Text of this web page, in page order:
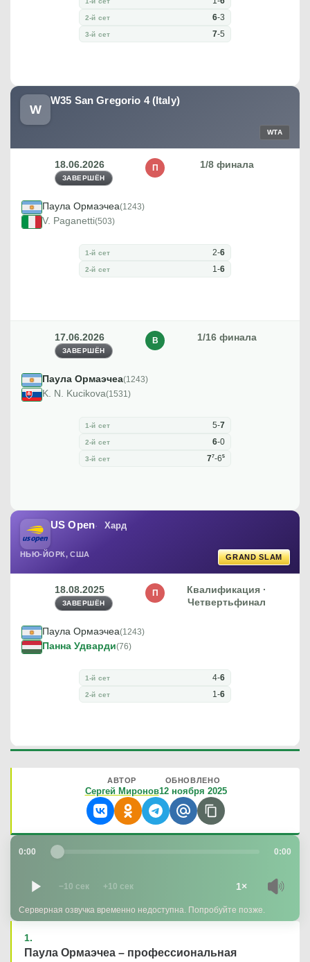
2-й сет 6-3
3-й сет 7-5
W
W35 San Gregorio 4 (Italy)
WTA
18.06.2026
ЗАВЕРШЁН
1/8 финала
П
Паула Ормаэчеа(1243)
V. Paganetti(503)
1-й сет 2-6
2-й сет 1-6
17.06.2026
ЗАВЕРШЁН
1/16 финала
В
Паула Ормаэчеа(1243)
K. N. Kucikova(1531)
1-й сет 5-7
2-й сет 6-0
3-й сет 77-65
US Open Хард
НЬЮ-ЙОРК, США GRAND SLAM
18.08.2025
ЗАВЕРШЁН
Квалификация ·
Четвертьфинал
П
Паула Ормаэчеа(1243)
Панна Удварди(76)
1-й сет 4-6
2-й сет 1-6
АВТОР
Сергей Миронов
ОБНОВЛЕНО
12 ноября 2025
0:00 0:00
−10 сек +10 сек 1×
Серверная озвучка временно недоступна. Попробуйте позже.
Паула Ормаэчеа – профессиональная